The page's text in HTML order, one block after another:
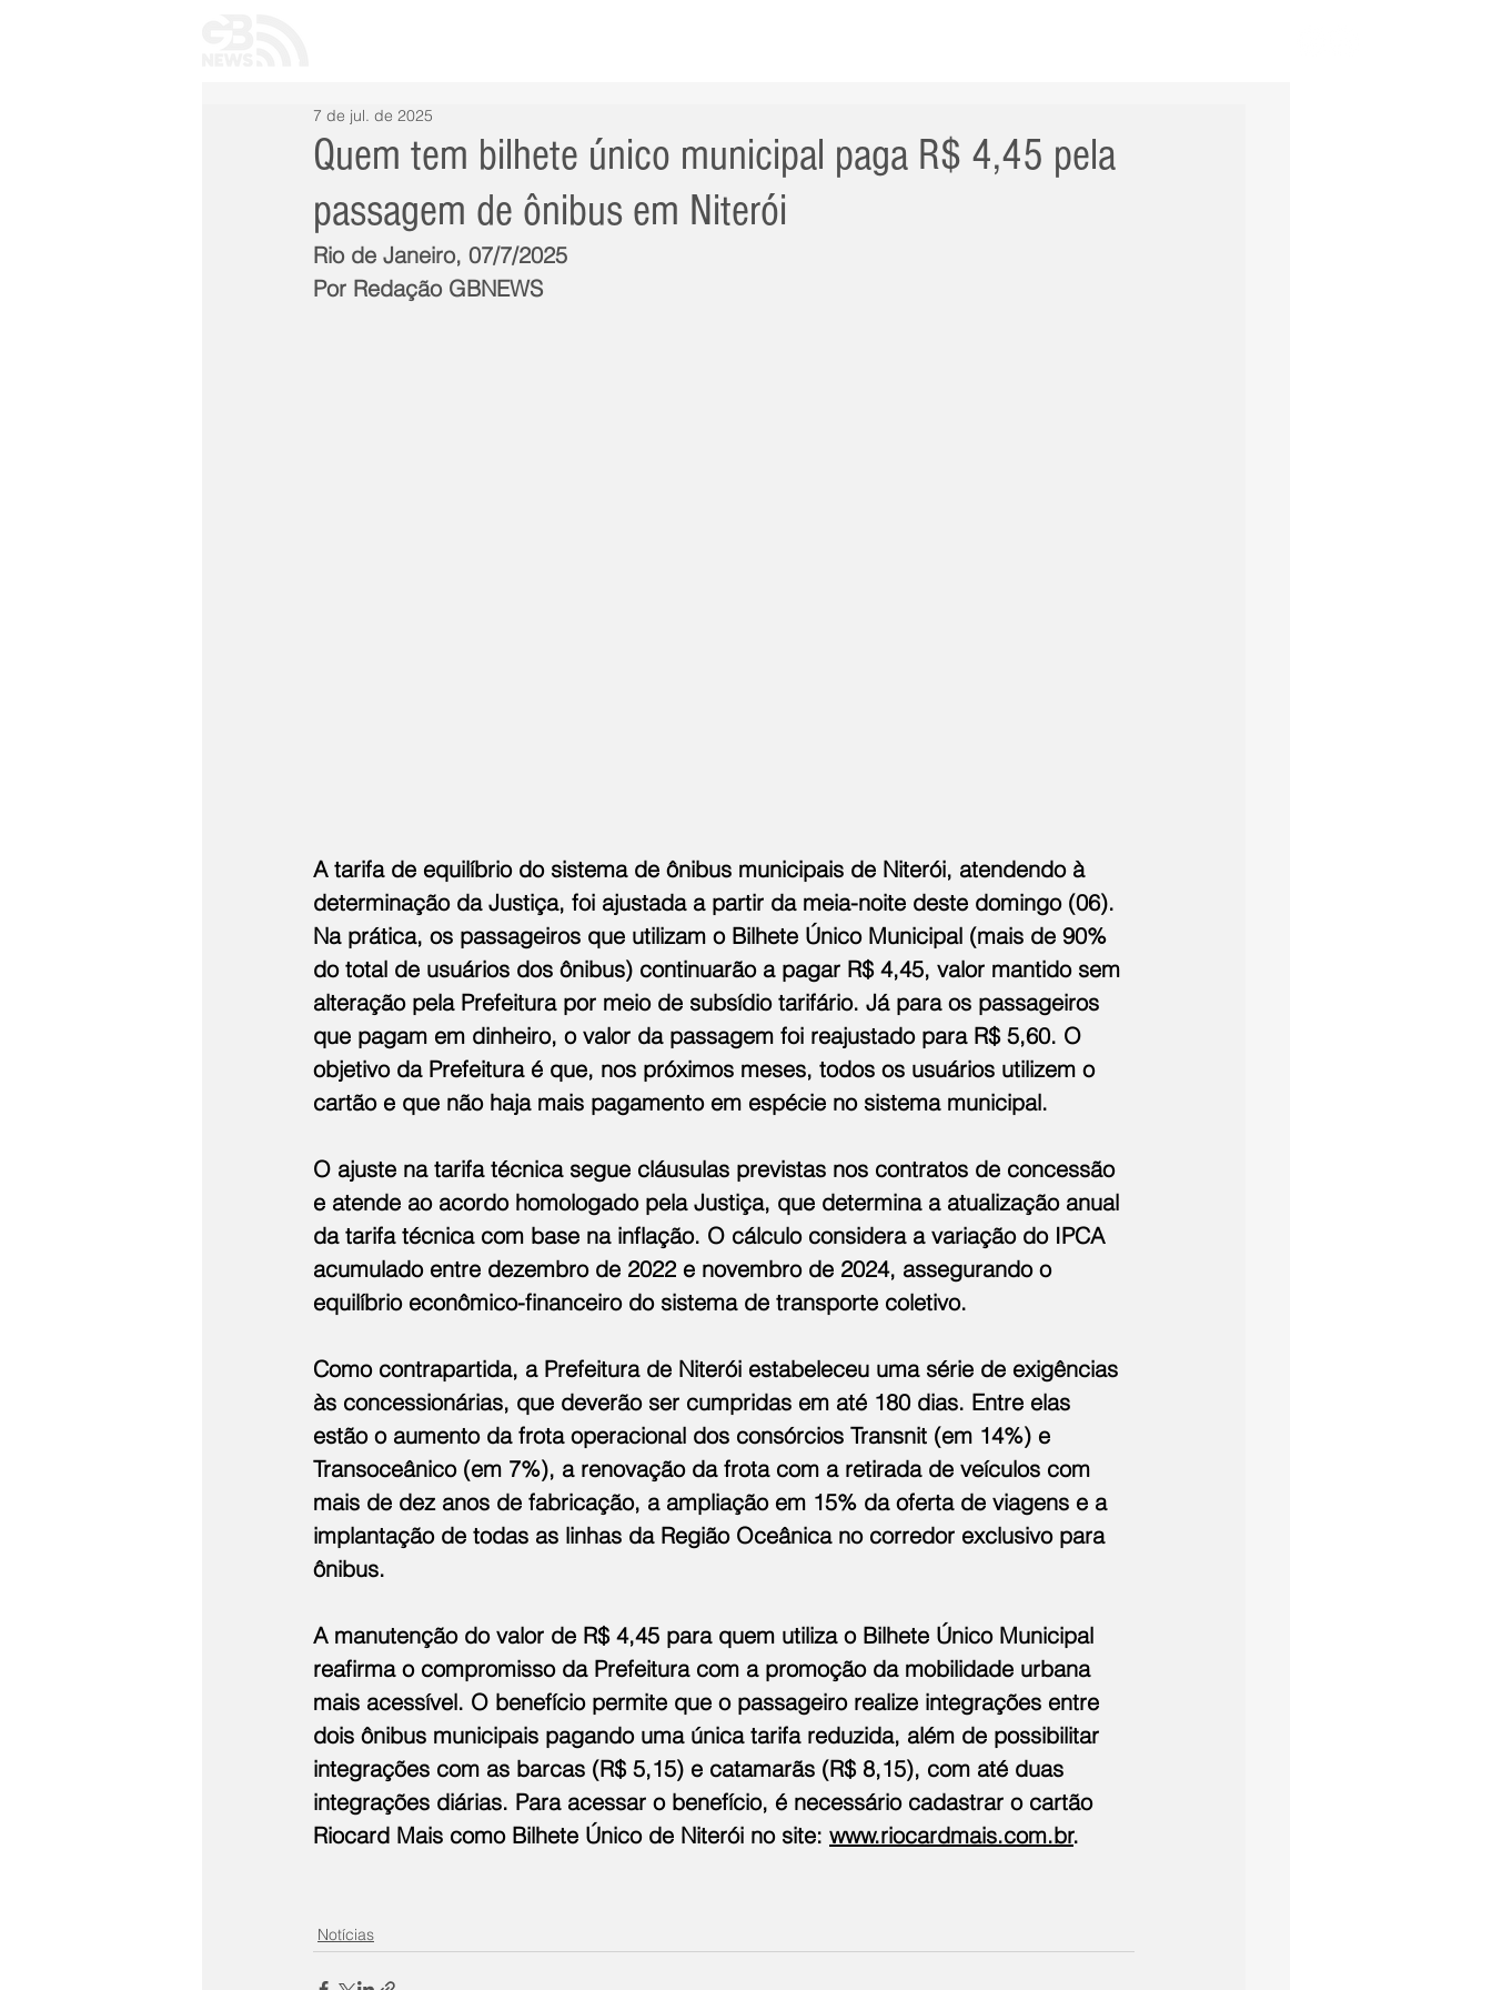
Quem tem bilhete único municipal paga R$ 4,45 pela
passagem de ônibus em Niterói
7 de jul. de 2025
Rio de Janeiro, 07/7/2025
Por Redação GBNEWS
A tarifa de equilíbrio do sistema de ônibus municipais de Niterói, atendendo à
determinação da Justiça, foi ajustada a partir da meia-noite deste domingo (06).
Na prática, os passageiros que utilizam o Bilhete Único Municipal (mais de 90%
do total de usuários dos ônibus) continuarão a pagar R$ 4,45, valor mantido sem
alteração pela Prefeitura por meio de subsídio tarifário. Já para os passageiros
que pagam em dinheiro, o valor da passagem foi reajustado para R$ 5,60. O
objetivo da Prefeitura é que, nos próximos meses, todos os usuários utilizem o
cartão e que não haja mais pagamento em espécie no sistema municipal.
O ajuste na tarifa técnica segue cláusulas previstas nos contratos de concessão
e atende ao acordo homologado pela Justiça, que determina a atualização anual
da tarifa técnica com base na inflação. O cálculo considera a variação do IPCA
acumulado entre dezembro de 2022 e novembro de 2024, assegurando o
equilíbrio econômico-financeiro do sistema de transporte coletivo.
Como contrapartida, a Prefeitura de Niterói estabeleceu uma série de exigências
às concessionárias, que deverão ser cumpridas em até 180 dias. Entre elas
estão o aumento da frota operacional dos consórcios Transnit (em 14%) e
Transoceânico (em 7%), a renovação da frota com a retirada de veículos com
mais de dez anos de fabricação, a ampliação em 15% da oferta de viagens e a
implantação de todas as linhas da Região Oceânica no corredor exclusivo para
ônibus.
A manutenção do valor de R$ 4,45 para quem utiliza o Bilhete Único Municipal
reafirma o compromisso da Prefeitura com a promoção da mobilidade urbana
mais acessível. O benefício permite que o passageiro realize integrações entre
dois ônibus municipais pagando uma única tarifa reduzida, além de possibilitar
integrações com as barcas (R$ 5,15) e catamarãs (R$ 8,15), com até duas
integrações diárias. Para acessar o benefício, é necessário cadastrar o cartão
Riocard Mais como Bilhete Único de Niterói no site: www.riocardmais.com.br.
Notícias